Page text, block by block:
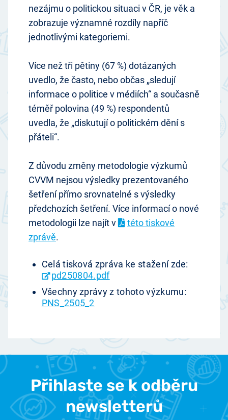
nezájmu o politickou situaci v ČR, je věk a
zobrazuje významné rozdíly napříč
jednotlivými kategoriemi.
Více než tři pětiny (67 %) dotázaných
uvedlo, že často, nebo občas „sledují
informace o politice v médiích“ a současně
téměř polovina (49 %) respondentů
uvedla, že „diskutují o politickém dění s
přáteli“.
Z důvodu změny metodologie výzkumů
CVVM nejsou výsledky prezentovaného
šetření přímo srovnatelné s výsledky
předchozích šetření. Více informací o nové
metodologii lze najít v
této tiskové
zprávě.
Celá tisková zpráva ke stažení zde:
pd250804.pdf
Všechny zprávy z tohoto výzkumu:
PNS_2505_2
Přihlaste se k odběru
newsletterů